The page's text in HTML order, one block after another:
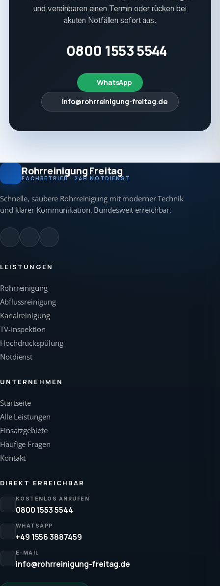
und vereinbaren einen Termin oder rücken bei
akuten Notfällen sofort aus.
0800 1553 5544
WhatsApp
info@rohrreinigung-freitag.de
Rohrreinigung Freitag
FACHBETRIEB · 24H NOTDIENST
Schnelle, saubere Rohrreinigung mit moderner Technik
und klarer Kommunikation. Bundesweit erreichbar.
LEISTUNGEN
Rohrreinigung
Abflussreinigung
Kanalreinigung
TV-Inspektion
Hochdruckspülung
Notdienst
UNTERNEHMEN
Startseite
Alle Leistungen
Einsatzgebiete
Häufige Fragen
Kontakt
DIREKT ERREICHBAR
KOSTENLOS ANRUFEN
0800 1553 5544
WHATSAPP
+49 1556 3887459
E-MAIL
info@rohrreinigung-freitag.de